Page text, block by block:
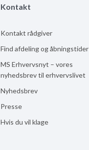
Kontakt
Kontakt rådgiver
Find afdeling og åbningstider
MS Erhvervsnyt – vores
nyhedsbrev til erhvervslivet
Nyhedsbrev
Presse
Hvis du vil klage